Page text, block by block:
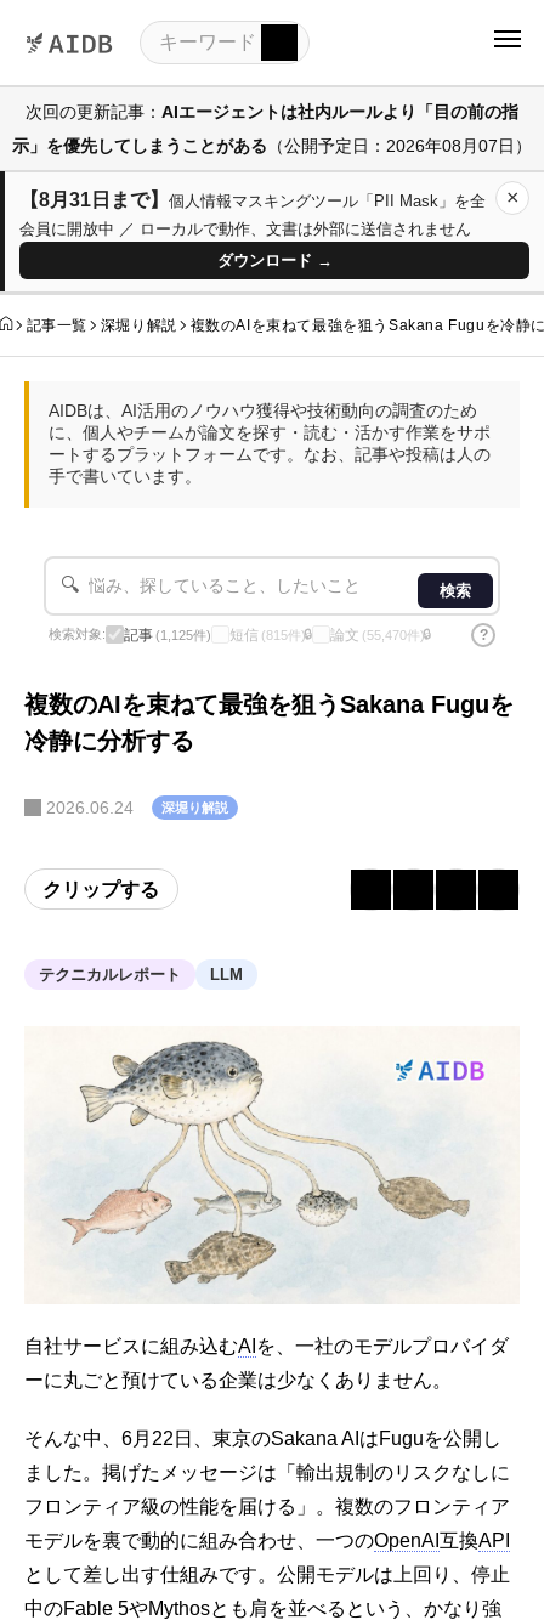
次回の更新記事： AIエージェントは社内ルールより「目の前の指
示」を優先してしまうことがある （公開予定日：2026年08月07日）
【8月31日まで】 個人情報マスキングツール「PII Mask」を全
会員に開放中 ／ ローカルで動作、文書は外部に送信されません
ダウンロード →
×
記事一覧 深堀り解説 複数のAIを束ねて最強を狙うSakana Fuguを冷静
AIDBは、AI活用のノウハウ獲得や技術動向の調査のため
に、個人やチームが論文を探す・読む・活かす作業をサポ
ートするプラットフォームです。なお、記事や投稿は人の
手で書いています。
🔍 検索
検索対象: 記事(1,125件) 短信 (815件)🔒 論文 (55,470件)🔒 ?
複数のAIを束ねて最強を狙うSakana Fuguを
冷静に分析する
2026.06.24 深堀り解説
クリップする
テクニカルレポート LLM
自社サービスに組み込むAI を、一社のモデルプロバイダ
ーに丸ごと預けている企業は少なくありません。
そんな中、6月22日、東京のSakana AIはFuguを公開し
ました。掲げたメッセージは「輸出規制のリスクなしに
フロンティア級の性能を届ける」。複数のフロンティア
モデルを裏で動的に組み合わせ、一つのOpenAI 互換API
として差し出す仕組みです。公開モデルは上回り、停止
中のFable 5やMythosとも肩を並べるという、かなり強